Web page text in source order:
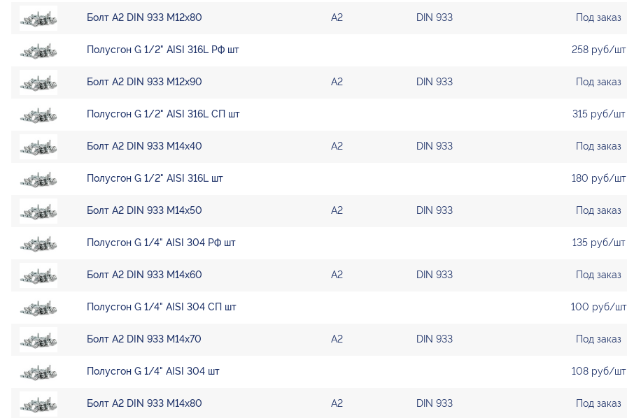
Болт А2 DIN 933 М12х80 А2 DIN 933 Под заказ
Полусгон G 1/2" AISI 316L РФ шт 258 руб/шт
Болт А2 DIN 933 М12х90 А2 DIN 933 Под заказ
Полусгон G 1/2" AISI 316L СП шт 315 руб/шт
Болт А2 DIN 933 М14х40 А2 DIN 933 Под заказ
Полусгон G 1/2" AISI 316L шт 180 руб/шт
Болт А2 DIN 933 М14х50 А2 DIN 933 Под заказ
Полусгон G 1/4" AISI 304 РФ шт 135 руб/шт
Болт А2 DIN 933 М14х60 А2 DIN 933 Под заказ
Полусгон G 1/4" AISI 304 СП шт 100 руб/шт
Болт А2 DIN 933 М14х70 А2 DIN 933 Под заказ
Полусгон G 1/4" AISI 304 шт 108 руб/шт
Болт А2 DIN 933 М14х80 А2 DIN 933 Под заказ